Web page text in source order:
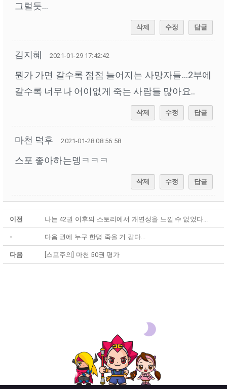
그럴듯...
삭제 수정 답글
김지혜 2021-01-29 17:42:42
뭔가 가면 갈수록 점점 늘어지는 사망자들...2부에
갈수록 너무나 어이없게 죽는 사람들 많아요..
삭제 수정 답글
마천 덕후 2021-01-28 08:56:58
스포 좋아하는뎅ㅋㅋㅋ
삭제 수정 답글
이전 나는 42권 이후의 스토리에서 개연성을 느낄 수 없었다...
- 다음 권에 누구 한명 죽을 거 같다...
다음 [스포주의] 마천 50권 평가